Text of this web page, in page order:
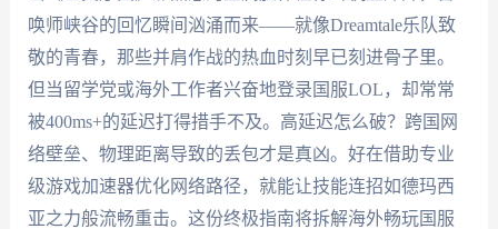
唤师峡谷的回忆瞬间汹涌而来——就像Dreamtale乐队致
敬的青春，那些并肩作战的热血时刻早已刻进骨子里。
但当留学党或海外工作者兴奋地登录国服LOL，却常常
被400ms+的延迟打得措手不及。高延迟怎么破？跨国网
络壁垒、物理距离导致的丢包才是真凶。好在借助专业
级游戏加速器优化网络路径，就能让技能连招如德玛西
亚之力般流畅重击。这份终极指南将拆解海外畅玩国服